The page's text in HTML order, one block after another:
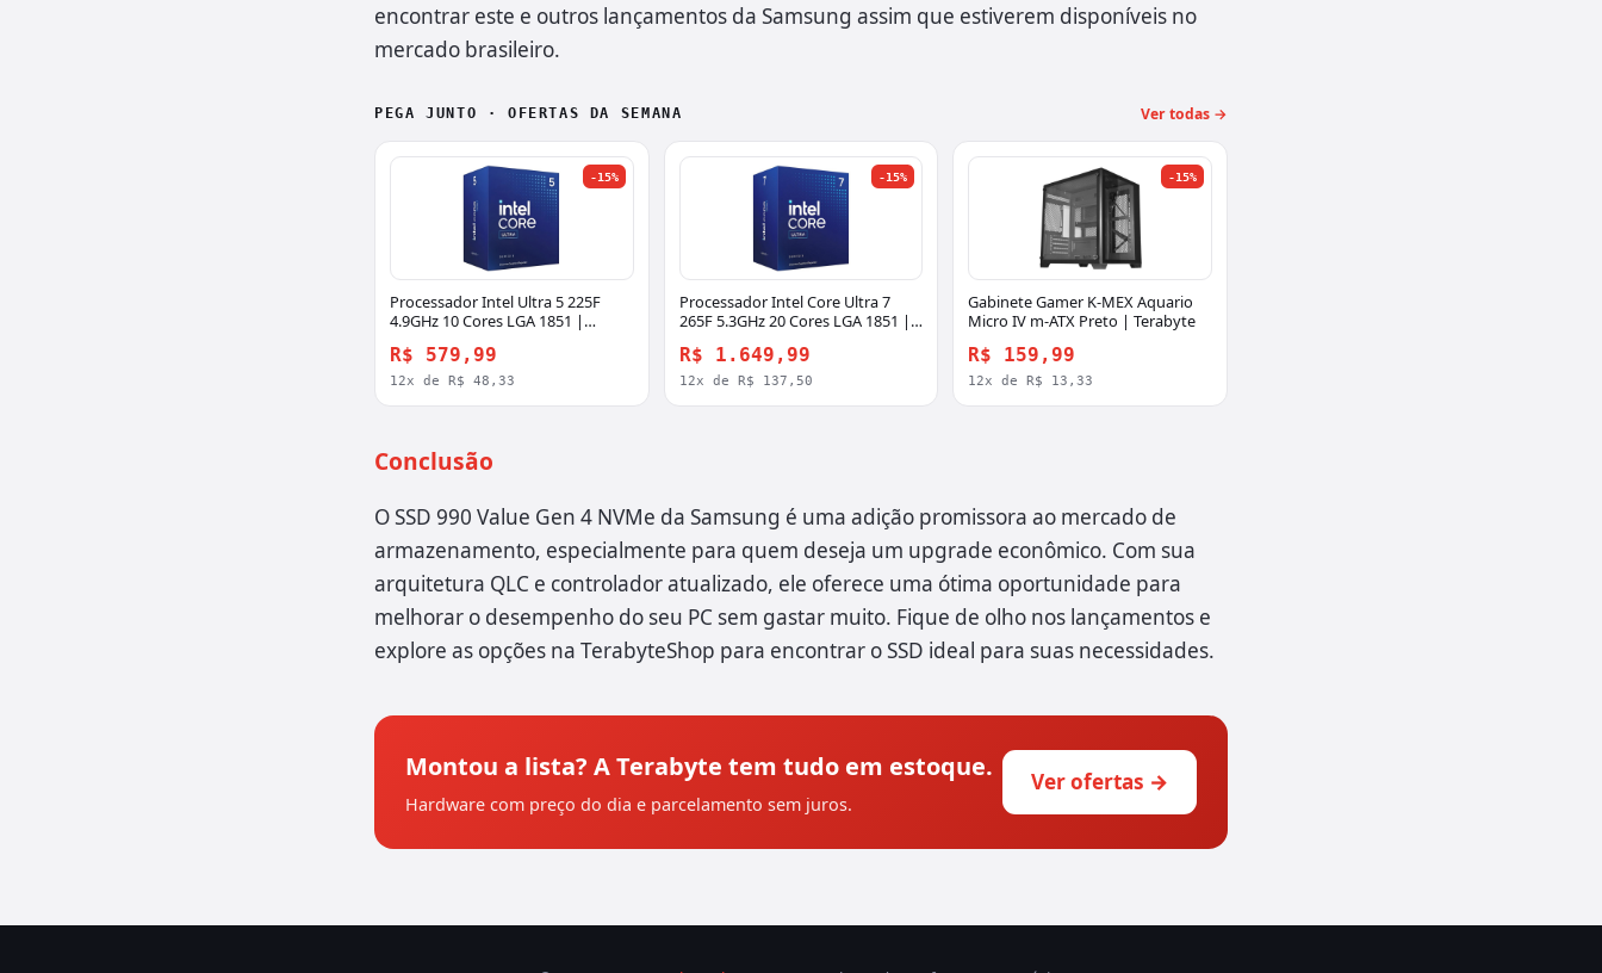
encontrar este e outros lançamentos da Samsung assim que estiverem disponíveis no
mercado brasileiro.
PEGA JUNTO · OFERTAS DA SEMANA Ver todas →
-15%
Processador Intel Ultra 5 225F
4.9GHz 10 Cores LGA 1851 |
R$ 579,99
12x de R$ 48,33
-15%
Processador Intel Core Ultra 7
265F 5.3GHz 20 Cores LGA 1851 |
R$ 1.649,99
12x de R$ 137,50
-15%
Gabinete Gamer K-MEX Aquario
Micro IV m-ATX Preto | Terabyte
R$ 159,99
12x de R$ 13,33
Conclusão
O SSD 990 Value Gen 4 NVMe da Samsung é uma adição promissora ao mercado de
armazenamento, especialmente para quem deseja um upgrade econômico. Com sua
arquitetura QLC e controlador atualizado, ele oferece uma ótima oportunidade para
melhorar o desempenho do seu PC sem gastar muito. Fique de olho nos lançamentos e
explore as opções na TerabyteShop para encontrar o SSD ideal para suas necessidades.
Montou a lista? A Terabyte tem tudo em estoque.
Hardware com preço do dia e parcelamento sem juros.
Ver ofertas →